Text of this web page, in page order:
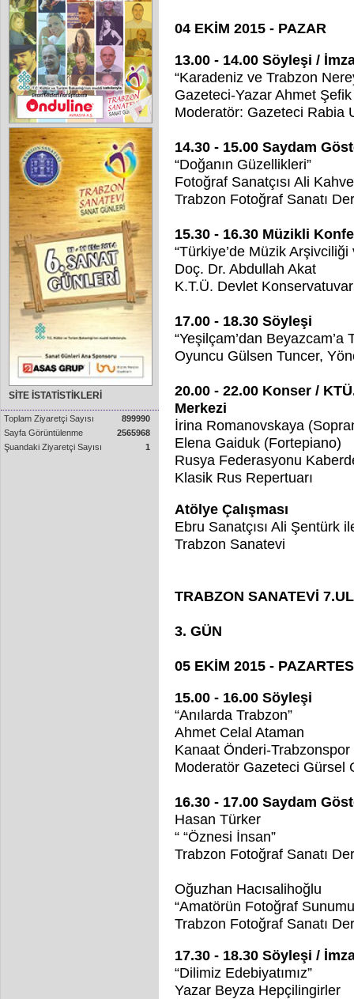
SİTE İSTATİSTİKLERİ
Toplam Ziyaretçi Sayısı
899990
Sayfa Görüntülenme
2565968
Şuandaki Ziyaretçi Sayısı
1
04 EKİM 2015 - PAZAR
13.00 - 14.00 Söyleşi /
“Karadeniz ve Trabzon
Gazeteci-Yazar Ahmet
Moderatör: Gazeteci Rabia
14.30 - 15.00 Saydam
“Doğanın Güzellikleri”
Fotoğraf Sanatçısı Ali
Trabzon Fotoğraf Sanatı
15.30 - 16.30 Müzikli
“Türkiye’de Müzik
Doç. Dr. Abdullah Akat
K.T.Ü. Devlet
17.00 - 18.30 Söyleşi
“Yeşilçam’dan Beyazcam’a
Oyuncu Gülsen Tuncer,
20.00 - 22.00 Konser /
Merkezi
İrina Romanovskaya
Elena Gaiduk (Fortepiano)
Rusya Federasyonu
Klasik Rus Repertuarı
Atölye Çalışması
Ebru Sanatçısı Ali Şentürk
Trabzon Sanatevi
TRABZON SANATEVİ
3. GÜN
05 EKİM 2015 -
15.00 - 16.00 Söyleşi
“Anılarda Trabzon”
Ahmet Celal Ataman
Kanaat Önderi-Trabzonspor
Moderatör Gazeteci Gürsel
16.30 - 17.00 Saydam
Hasan Türker
“ “Öznesi İnsan”
Trabzon Fotoğraf Sanatı
Oğuzhan Hacısalihoğlu
“Amatörün Fotoğraf
Trabzon Fotoğraf Sanatı
17.30 - 18.30 Söyleşi /
“Dilimiz Edebiyatımız”
Yazar Beyza Hepçilingirler